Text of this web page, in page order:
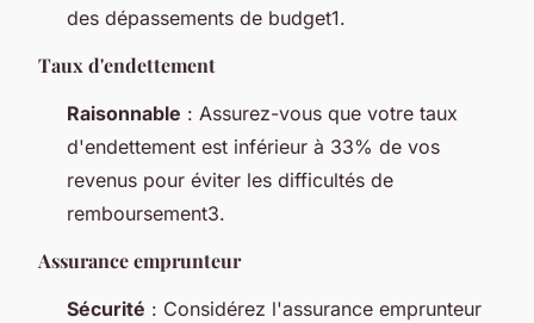
des dépassements de budget1.
Taux d'endettement
Raisonnable : Assurez-vous que votre taux
d'endettement est inférieur à 33% de vos
revenus pour éviter les difficultés de
remboursement3.
Assurance emprunteur
Sécurité : Considérez l'assurance emprunteur